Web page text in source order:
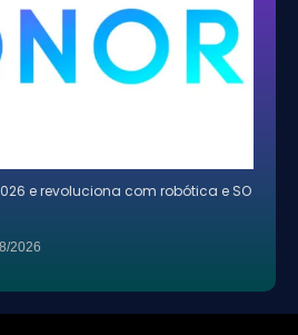
e revoluciona com robótica e SO
2026